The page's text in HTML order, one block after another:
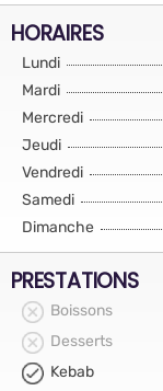
HORAIRES
Lundi
Mardi
Mercredi
Jeudi
Vendredi
Samedi
Dimanche
PRESTATIONS
Boissons
Desserts
Kebab